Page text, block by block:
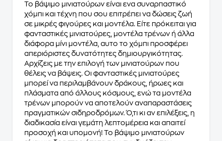
Το βάψιμο μινιατούρων είναι ενα συναρπαστικό
χόμπι και τέχνη που σου επιτρέπει να δώσεις ζωή
σε μικρές φιγούρες και μοντέλα. Είτε πρόκειται για
φανταστικές μινιατούρες, μοντέλα τρένων ή άλλα
διάφορα μίνι μοντέλα, αυτο το χόμπι προσφέρει
απεριόριστες δυνατότητες δημιουργικότητας.
Αρχίζεις με την επιλογή των μινιατούρων που
θέλεις να βάψεις. Οι φανταστικές μινιατούρες
μπορεί να περιλαμβάνουν δράκους, ήρωες και
πλάσματα από άλλους κόσμους, ενώ τα μοντέλα
τρένων μπορούν να αποτελούν αναπαραστάσεις
πραγματικών σιδηροδρόμων. Ό,τι κι αν επιλέξεις, η
διαδικασία είναι γεμάτη λεπτομέρεια και απαιτεί
προσοχή και υπομονή! Το βάψιμο μινιατούρων